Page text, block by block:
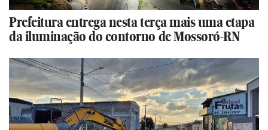
Prefeitura entrega nesta terça mais uma etapa
da iluminação do contorno de Mossoró-RN